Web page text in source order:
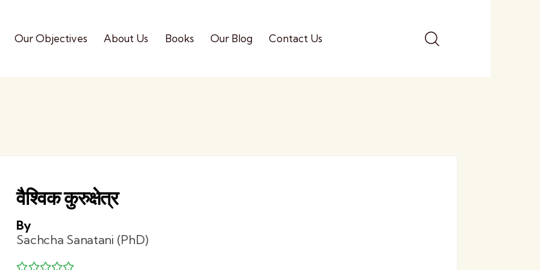
Our Objectives About Us Books Our Blog Contact Us
वैश्विक कुरुक्षेत्र
By
Sachcha Sanatani (PhD)